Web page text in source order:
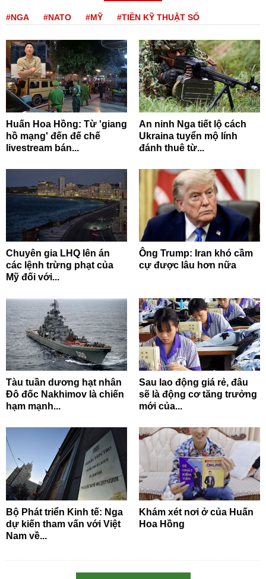
#NGA #NATO #MỸ #TIỀN KỸ THUẬT SỐ
Huấn Hoa Hồng: Từ 'giang
hồ mạng' đến đế chế
livestream bán...
An ninh Nga tiết lộ cách
Ukraina tuyển mộ lính
đánh thuê từ...
Chuyên gia LHQ lên án
các lệnh trừng phạt của
Mỹ đối với...
Ông Trump: Iran khó cầm
cự được lâu hơn nữa
Tàu tuần dương hạt nhân
Đô đốc Nakhimov là chiến
hạm mạnh...
Sau lao động giá rẻ, đâu
sẽ là động cơ tăng trưởng
mới của...
Bộ Phát triển Kinh tế: Nga
dự kiến tham vấn với Việt
Nam về...
Khám xét nơi ở của Huấn
Hoa Hồng